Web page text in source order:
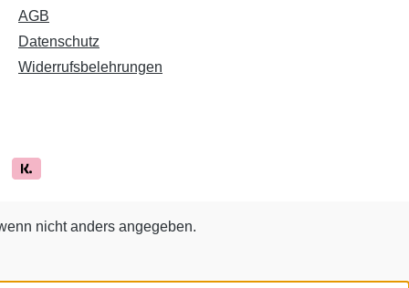
AGB
Datenschutz
Widerrufsbelehrungen
nicht anders angegeben.